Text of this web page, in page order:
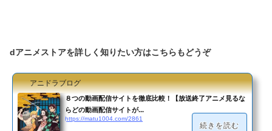
dアニメストアを詳しく知りたい方はこちらもどうぞ
アニドラブログ
８つの動画配信サイトを徹底比較！【放送終了アニメ見るな
らどの動画配信サイトが...
https://matu1004.com/2861
続きを読む